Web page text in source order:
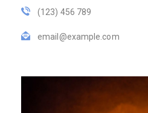
(123) 456 789
email@example.com